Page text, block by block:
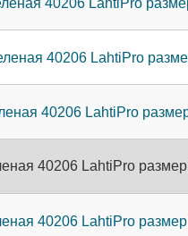
40206 LahtiPro
40206 LahtiPro
40206 LahtiPro
40206 LahtiPro
40206 LahtiPro